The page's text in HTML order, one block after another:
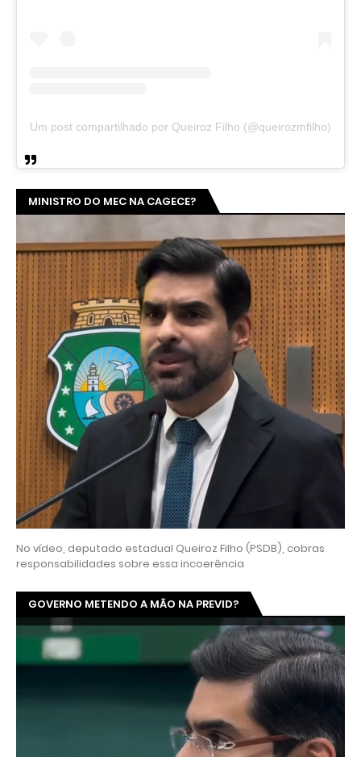
Um post compartilhado por Queiroz Filho (@queirozmfilho)
MINISTRO DO MEC NA CAGECE?
No vídeo, deputado estadual Queiroz Filho (PSDB), cobras
responsabilidades sobre essa incoerência
GOVERNO METENDO A MÃO NA PREVID?